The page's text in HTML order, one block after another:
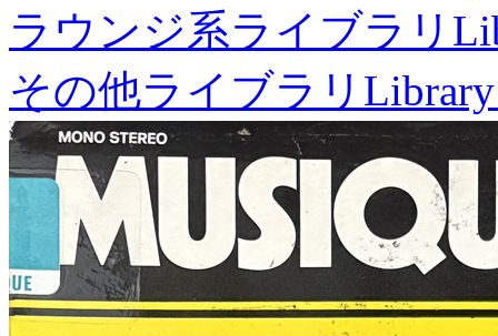
ラウンジ系ライブラリ
その他ライブラリ